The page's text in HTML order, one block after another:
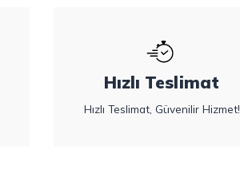
Hızlı Teslimat
Hızlı Teslimat, Güvenilir Hizmet!